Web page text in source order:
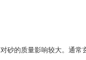
的质量影响较大。通常玄